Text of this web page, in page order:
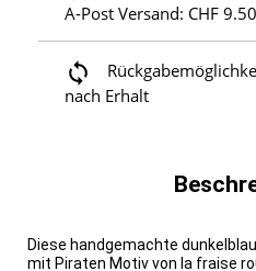
A-Post Versand: CHF 9.50
nach Erhalt
Diese handgemachte
mit Piraten Motiv von la fraise